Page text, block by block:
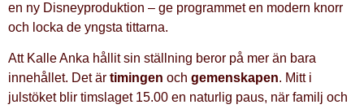
en ny Disneyproduktion – ge programmet en modern knorr
och locka de yngsta tittarna.
Att Kalle Anka hållit sin ställning beror på mer än bara
innehållet. Det är timingen och gemenskapen. Mitt i
julstöket blir timslaget 15.00 en naturlig paus, när familj och